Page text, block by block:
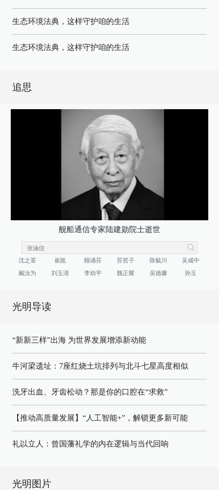
生态环境法典，这样守护咱的生活
生态环境法典，这样守护咱的生活
追思
舰船通信专家陆建勋院士逝世
沈之荃 崔崑 顾诵芬 苏哲子 陈毓川
吴咸中
戴汝为
刘玉清 李幼平 魏正耀 吴德馨 孙玉
光明导读
“新新三样”出海 为世界发展增添新动能
牛河梁遗址：7座红烧土坑排列与北斗七星高度相似
洗牙出血、牙齿松动？那是你的口腔在“求救”
【推动高质量发展】“人工智能+”，解锁更多新可能
礼以立人：曾国藩礼学的内在逻辑与当代回响
光明图片